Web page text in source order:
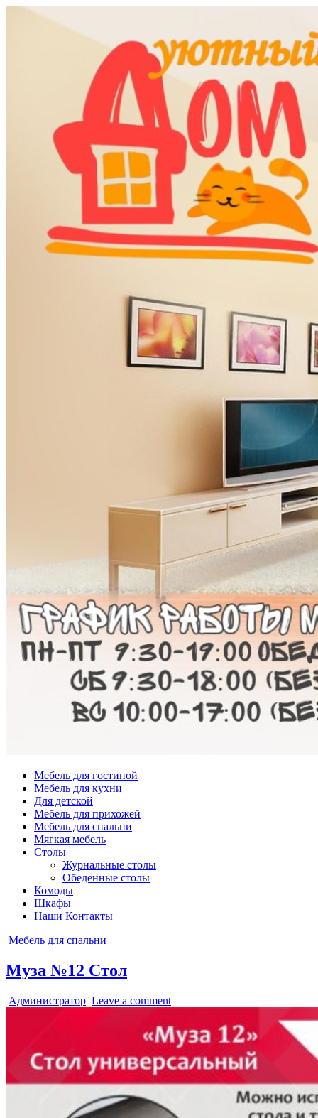
Мебель для гостиной
Мебель для кухни
Для детской
Мебель для прихожей
Мебель для спальни
Мягкая мебель
Столы
Журнальные столы
Обеденные столы
Комоды
Шкафы
Наши Контакты
Опубликовано
Мебель для спальни
Муза №12 Стол
Администратор Leave a comment